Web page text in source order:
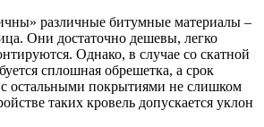
различные битумные материалы –
Они достаточно дешевы, легко
Однако, в случае со скатной
сплошная обрешетка, а срок
остальными покрытиями не слишком
таких кровель допускается уклон